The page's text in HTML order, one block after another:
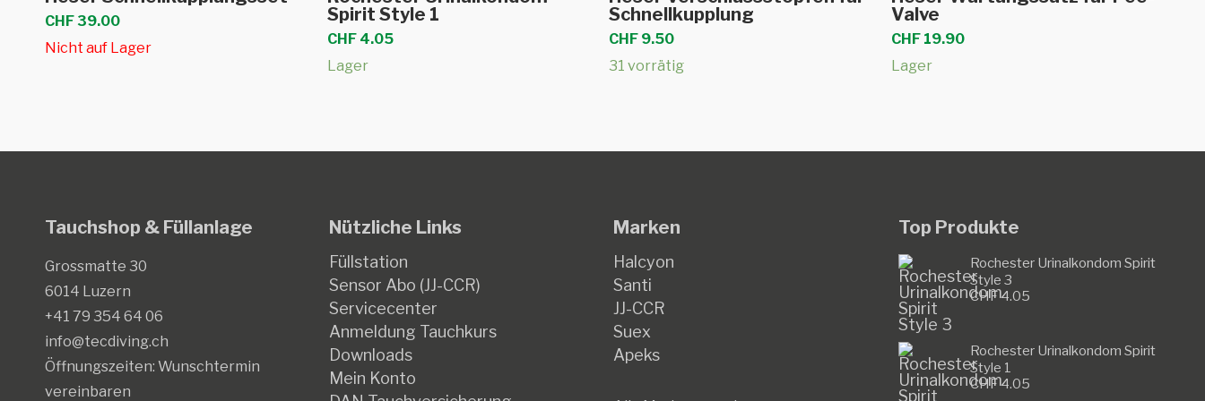
CHF39.00
Nicht auf Lager
Produkt
weist
mehrere
Optionen
der
Produktseite
gewählt
werden
Spirit Style 1
CHF4.05
Lager
Schnellkupplung
CHF 9.50
31 vorrätig
Valve
CHF 19.90
Lager
Tauchshop & Füllanlage
Grossmatte 30
6014 Luzern
+41 79 354 64 06
info@tecdiving.ch
Öffnungszeiten: Wunschtermin
vereinbaren
Nützliche Links
Füllstation
Sensor Abo (JJ-CCR)
Servicecenter
Anmeldung Tauchkurs
Downloads
Mein Konto
Marken
Halcyon
Santi
JJ-CCR
Suex
Apeks
Top Produkte
Rochester Urinalkondom Spirit
Style 3
CHF4.05
Rochester Urinalkondom Spirit
Style 1
CHF4.05